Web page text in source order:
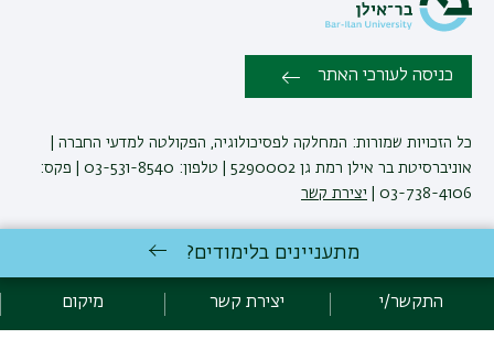
כניסה לעורכי האתר
כל הזכויות שמורות: המחלקה לפסיכולוגיה, הפקולטה למדעי החברה |
אוניברסיטת בר אילן רמת גן 5290002 | טלפון: 03-531-8540 | פקס:
03-738-4106 |
יצירת קשר
לימודי פסיכולוגיה באוניברסיטת בר-אילן
הצהרת נגישות
מדיניות פרטיות
מתעניינים בלימודים?
התקשר/י יצירת קשר מיקום